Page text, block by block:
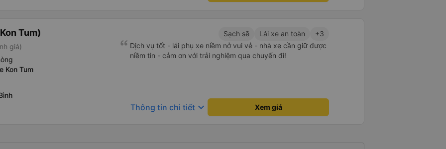
Tum)
giá)
Kon Tum
Sạch sẽ Lái xe an toàn
+3
Dịch vụ tốt - lái phụ xe niềm nở vui vẻ - nhà xe cần giữ được
niềm tin - cảm ơn với trải nghiệm qua chuyến đi!
Thông tin chi tiết keyboard_arrow_down Xem giá